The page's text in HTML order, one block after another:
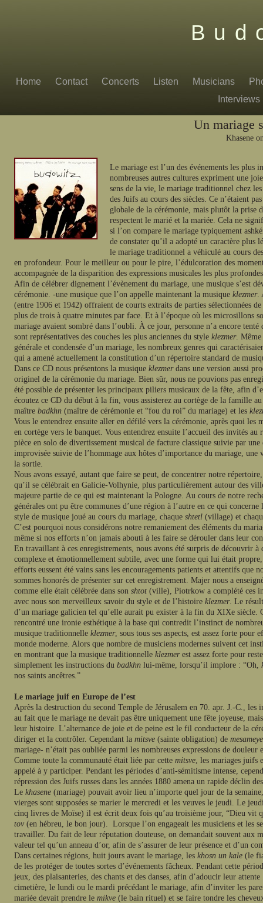
Home Contact Concerts Listen Musicians
Interviews
Le mariage est l’un des événements les
nombreuses autres cultures expriment une
sens de la vie, le mariage traditionnel chez
des Juifs au cours des siècles. Ce n’étaient
globale de la cérémonie, mais plutôt la prise
respectent le marié et la mariée. Cela ne
si l’on compare le mariage typiquement
de constater qu’il a adopté un caractère plus
le mariage traditionnel a véhiculé au cours
en profondeur. Pour le meilleur ou pour le pire, l’édulcoration des
accompagnée de la disparition des expressions musicales les plus
Afin de célébrer dignement l’évènement du mariage, une musique s’est
cérémonie. -une musique que l’on appelle maintenant la musique klezmer.
(entre 1906 et 1942) offraient de courts extraits de parties sélectionnées
plus de trois à quatre minutes par face. Et à l’époque où les microsillons
mariage avaient sombré dans l’oubli. À ce jour, personne n’a encore
sont représentatives des couches les plus anciennes du style klezmer. Même
générale et condensée d’un mariage, les nombreux genres qui
qui a amené actuellement la constitution d’un répertoire standard de
Dans ce CD nous présentons la musique klezmerdans une version aussi
originel de la cérémonie du mariage. Bien sûr, nous ne pouvions pas
été possible de présenter les principaux piliers musicaux de la fête, afin
écoutez ce CD du début à la fin, vous assisterez au cortège de la famille
maître badkhn (maître de cérémonie et “fou du roi” du mariage) et les
Vous le entendrez ensuite aller en défilé vers la cérémonie, après quoi les
en cortège vers le banquet. Vous entendrez ensuite l’accueil des invités
pièce en solo de divertissement musical de facture classique suivie par
improvisée suivie de l’hommage aux hôtes d’importance du mariage,
la sortie.
Nous avons essayé, autant que faire se peut, de concentrer notre
qu’il se célébrait en Galicie-Volhynie, plus particulièrement autour des
majeure partie de ce qui est maintenant la Pologne. Au cours de notre
générales ont pu être communes d’une région à l’autre en ce qui
style de musique joué au cours du mariage, chaque shtetl (village) et
C’est pourquoi nous considérons notre remaniement des éléments du
même si nos efforts n’on jamais abouti à les faire se dérouler dans leur
En travaillant à ces enregistrements, nous avons été surpris de
complexe et émotionnellement subtile, avec une forme qui lui était
efforts eussent été vains sans les encouragements patients et attentifs que
sommes honorés de présenter sur cet enregistrement. Majer nous a
comme elle était célébrée dans son shtot (ville), Piotrkow a complété ces
avec nous son merveilleux savoir du style et de l’histoire klezmer. Le
d’un mariage galicien tel qu’elle aurait pu exister à la fin du XIXe siècle.
rencontré une ironie esthétique à la base qui contredit l’instinct de
musique traditionnelle klezmer, sous tous ses aspects, est assez forte pour
monde moderne. Alors que nombre de musiciens modernes suivent cet
en montrant que la musique traditionnelle klezmer est assez forte pour
simplement les instructions du badkhn lui-même, lorsqu’il implore : “Oh,
nos saints ancêtres.”
Le mariage juif en Europe de l’est
Après la destruction du second Temple de Jérusalem en 70. apr. J.-C., les
au fait que le mariage ne devait pas être uniquement une fête joyeuse,
leur histoire. L’alternance de joie et de peine est le fil conducteur de la
diriger et la contrôler. Cependant la mitsve (sainte obligation) de
mariage- n’était pas oubliée parmi les nombreuses expressions de
Comme toute la communauté était liée par cette mitsve, les mariages juifs
appelé à y participer. Pendant les périodes d’anti-sémitisme intense,
répression des Juifs russes dans les années 1880 amena un rapide déclin
Le khasene (mariage) pouvait avoir lieu n’importe quel jour de la
vierges sont supposées se marier le mercredi et les veuves le jeudi. Le
cinq livres de Moïse) il est écrit deux fois qu’au troisième jour, “Dieu vit
tov (en hébreu, le bon jour). Lorsque l’on engageait les musiciens et les
travailler. Du fait de leur réputation douteuse, on demandait souvent aux
valeur tel qu’un anneau d’or, afin de s’assurer de leur présence et d’un
Dans certaines régions, huit jours avant le mariage, les khosn un kale (le
de les protéger de toutes sortes d’événements fâcheux. Pendant cette
jeux, des plaisanteries, des chants et des danses, afin d’adoucir leur
cimetière, le lundi ou le mardi précédant le mariage, afin d’inviter les
mariée devait prendre le mikve (le bain rituel) et se faire tondre les
Un mariage
Khasene